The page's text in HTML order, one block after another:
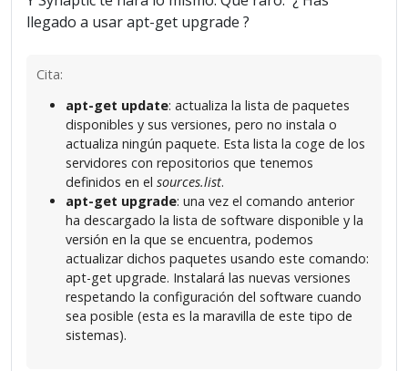
llegado a usar apt-get upgrade ?
Cita:
apt-get update: actualiza la lista de paquetes
disponibles y sus versiones, pero no instala o
actualiza ningún paquete. Esta lista la coge de los
servidores con repositorios que tenemos
definidos en el sources.list.
apt-get upgrade: una vez el comando anterior
ha descargado la lista de software disponible y la
versión en la que se encuentra, podemos
actualizar dichos paquetes usando este comando:
apt-get upgrade. Instalará las nuevas versiones
respetando la configuración del software cuando
sea posible (esta es la maravilla de este tipo de
sistemas).